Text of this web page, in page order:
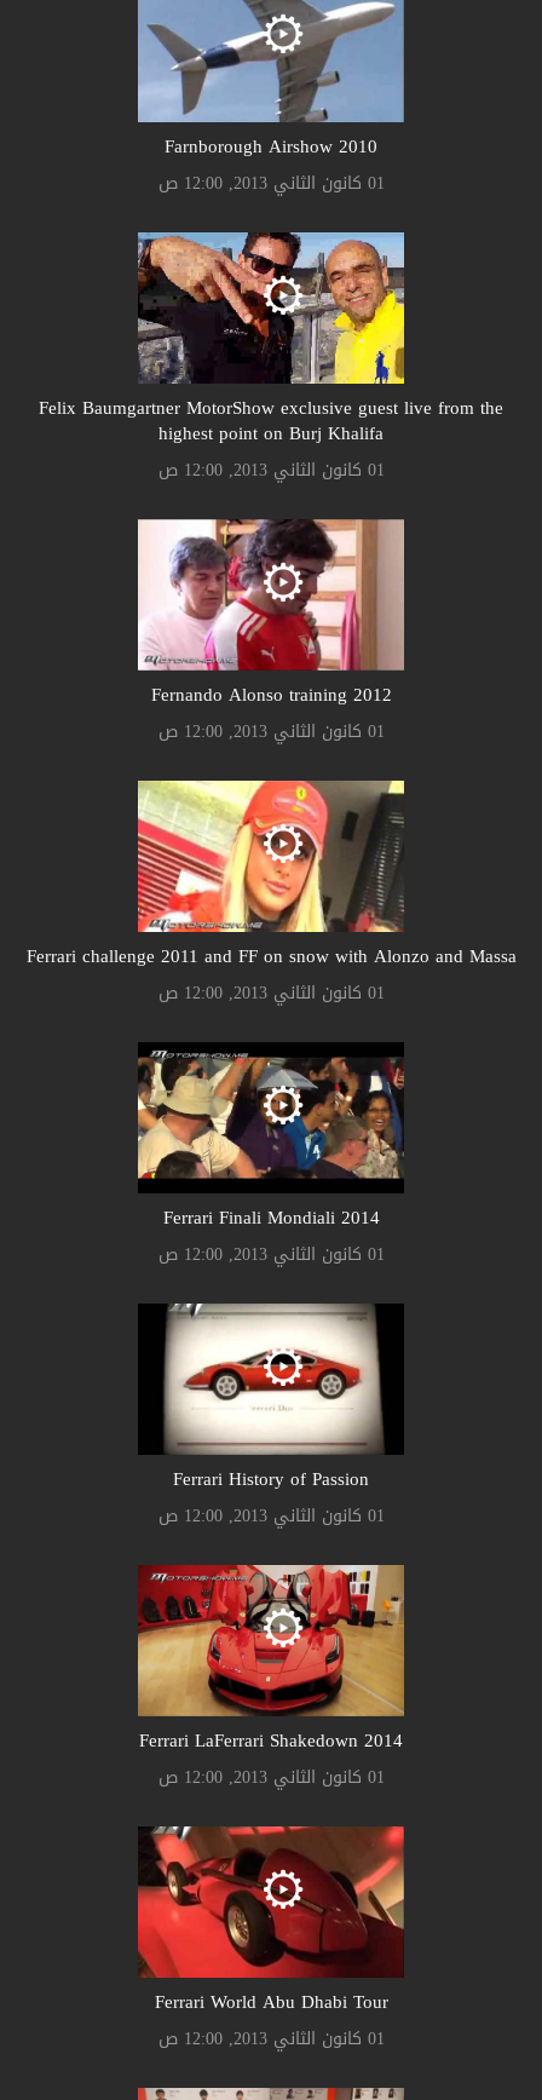
Farnborough Airshow 2010
01 كانون الثاني 2013, 12:00 ص
Felix Baumgartner MotorShow exclusive guest live from the
highest point on Burj Khalifa
01 كانون الثاني 2013, 12:00 ص
Fernando Alonso training 2012
01 كانون الثاني 2013, 12:00 ص
Ferrari challenge 2011 and FF on snow with Alonzo and Massa
01 كانون الثاني 2013, 12:00 ص
Ferrari Finali Mondiali 2014
01 كانون الثاني 2013, 12:00 ص
Ferrari History of Passion
01 كانون الثاني 2013, 12:00 ص
Ferrari LaFerrari Shakedown 2014
01 كانون الثاني 2013, 12:00 ص
Ferrari World Abu Dhabi Tour
01 كانون الثاني 2013, 12:00 ص